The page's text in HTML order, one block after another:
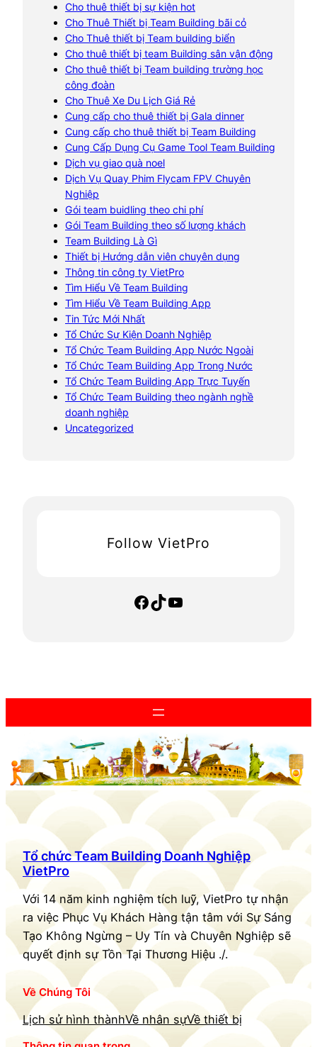
Cho thuê thiết bị sự kiện hot
Cho Thuê Thiết bị Team Building bãi cỏ
Cho Thuê thiết bị Team building biển
Cho thuê thiết bị team Building sân vận động
Cho thuê thiết bị Team building trường học
công đoàn
Cho Thuê Xe Du Lịch Giá Rẻ
Cung cấp cho thuê thiết bị Gala dinner
Cung cấp cho thuê thiết bị Team Building
Cung Cấp Dụng Cụ Game Tool Team Building
Dịch vụ giao quà noel
Dịch Vụ Quay Phim Flycam FPV Chuyên
Nghiệp
Gói team buidling theo chi phí
Gói Team Building theo số lượng khách
Team Building Là Gì
Thiết bị Hướng dẫn viên chuyên dụng
Thông tin công ty VietPro
Tìm Hiểu Về Team Building
Tìm Hiểu Về Team Building App
Tin Tức Mới Nhất
Tổ Chức Sự Kiện Doanh Nghiệp
Tổ Chức Team Building App Nước Ngoài
Tổ Chức Team Building App Trong Nước
Tổ Chức Team Building App Trực Tuyến
Tổ Chức Team Building theo ngành nghề
doanh nghiệp
Uncategorized
Follow VietPro
Facebook TikTok YouTube
Tổ chức Team Building Doanh Nghiệp
VietPro
Với 14 năm kinh nghiệm tích luỹ, VietPro tự nhận
ra việc Phục Vụ Khách Hàng tận tâm với Sự Sáng
Tạo Không Ngừng – Uy Tín và Chuyên Nghiệp sẽ
quyết định sự Tồn Tại Thương Hiệu ./.
Về Chúng Tôi
Lịch sử hình thànhVề nhân sựVề thiết bị